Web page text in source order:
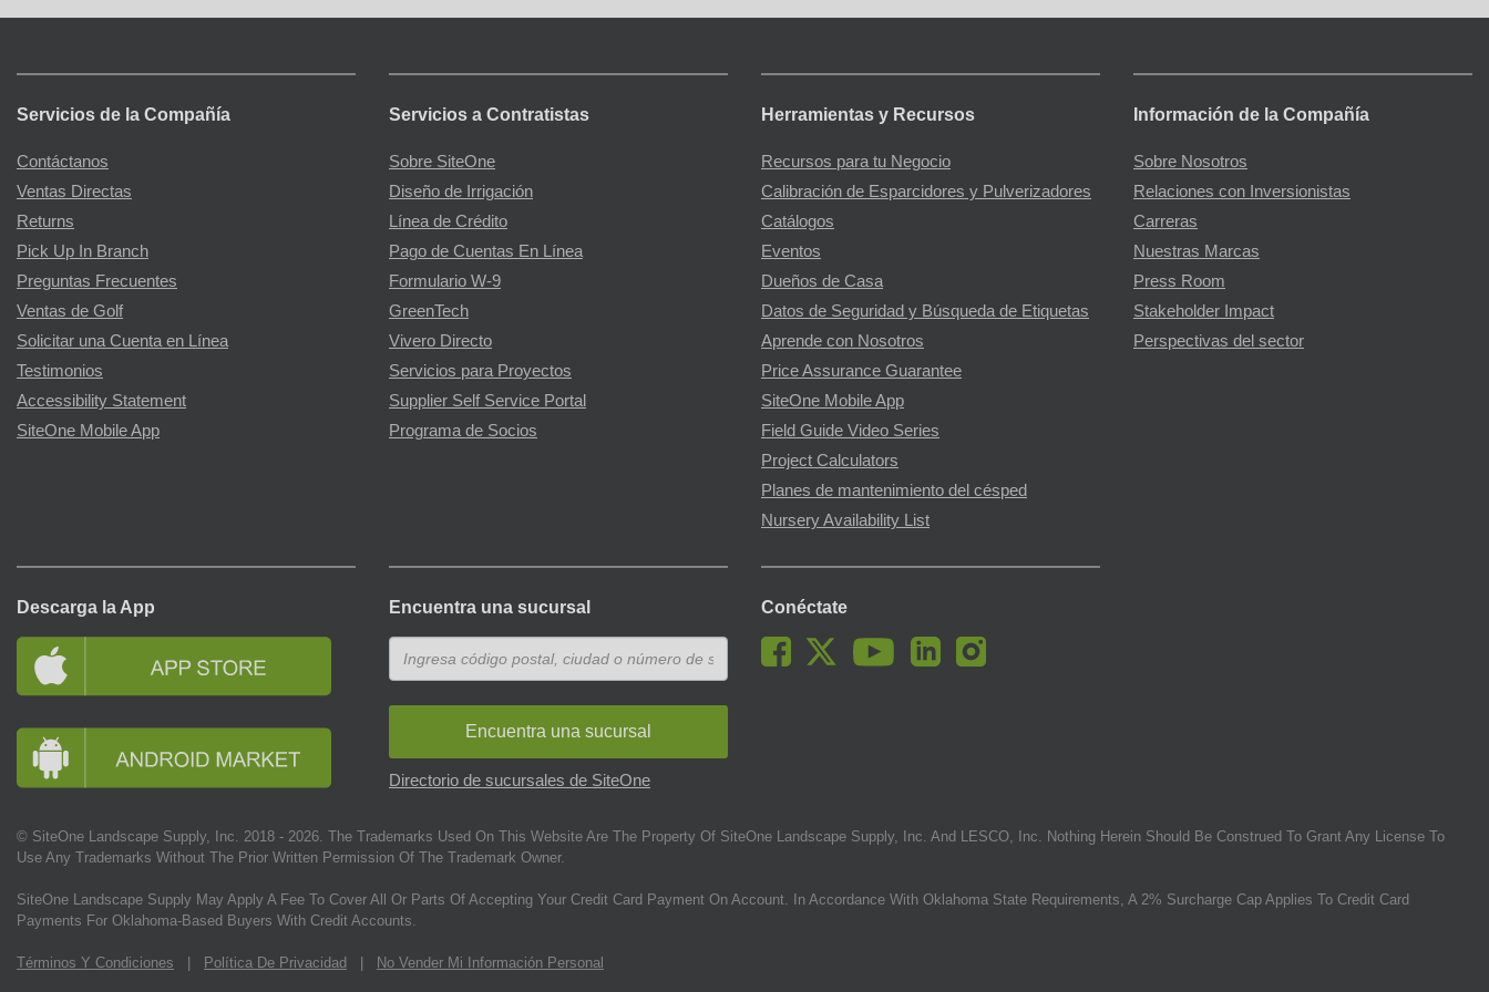
Servicios de la Compañía
Contáctanos
Ventas Directas
Returns
Pick Up In Branch
Preguntas Frecuentes
Ventas de Golf
Solicitar una Cuenta en Línea
Testimonios
Accessibility Statement
SiteOne Mobile App
Servicios a Contratistas
Sobre SiteOne
Diseño de Irrigación
Línea de Crédito
Pago de Cuentas En Línea
Formulario W-9
GreenTech
Vivero Directo
Servicios para Proyectos
Supplier Self Service Portal
Programa de Socios
Herramientas y Recursos
Recursos para tu Negocio
Calibración de Esparcidores y Pulverizadores
Catálogos
Eventos
Dueños de Casa
Datos de Seguridad y Búsqueda de Etiquetas
Aprende con Nosotros
Price Assurance Guarantee
SiteOne Mobile App
Field Guide Video Series
Project Calculators
Planes de mantenimiento del césped
Nursery Availability List
Información de la Compañía
Sobre Nosotros
Relaciones con Inversionistas
Carreras
Nuestras Marcas
Press Room
Stakeholder Impact
Perspectivas del sector
Descarga la App Encuentra una sucursal
Encuentra una sucursal
Directorio de sucursales de SiteOne
Conéctate
© SiteOne Landscape Supply, Inc. 2018 - 2026 . The Trademarks Used On This Website Are The Property Of SiteOne Landscape Supply, Inc. And LESCO, Inc. Nothing Herein Should Be Construed To Grant Any License To
Use Any Trademarks Without The Prior Written Permission Of The Trademark Owner.
SiteOne Landscape Supply May Apply A Fee To Cover All Or Parts Of Accepting Your Credit Card Payment On Account. In Accordance With Oklahoma State Requirements, A 2% Surcharge Cap Applies To Credit Card
Payments For Oklahoma-Based Buyers With Credit Accounts.
Términos Y Condiciones | Política De Privacidad | No Vender Mi Información Personal